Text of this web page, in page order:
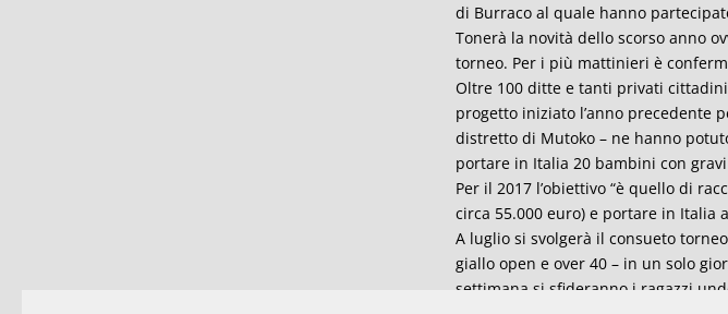
di Burraco al quale hanno
Tonerà la novità dello scorso anno
torneo. Per i più mattinieri è
Oltre 100 ditte e tanti privati
progetto iniziato l’anno precedente
distretto di Mutoko – ne hanno
portare in Italia 20 bambini con
Per il 2017 l’obiettivo “è quello di
circa 55.000 euro) e portare in Italia
A luglio si svolgerà il consueto
giallo open e over 40 – in un solo
settimana si sfideranno i ragazzi